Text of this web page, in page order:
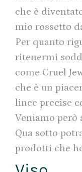
che è
mio rossetto
Per quanto
ritenermi
come Cruel
che è un
linee precise
Veniamo però
Qua sotto
prodotti che